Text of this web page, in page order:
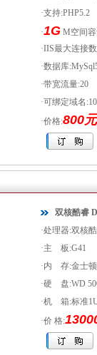
·支持:PHP5.2
·1G M空间
·IIS最大连接
·数据库
·带宽流量:20
·可绑定域名:10
·价格:800
双核酷睿
·处理器:双核
·主 板:G41
·内 存:金士
·硬 盘:WD
·机 箱:标准
·价 格: